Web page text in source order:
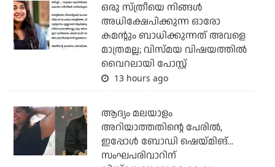
ഒരു സ്ത്രീയെ നിങ്ങള്‍
അധിക്ഷേപിക്കുന്ന ഓരോ
കമന്റും ബാധിക്കുന്നത് അവളെ
മാത്രമല്ല; വിസ്മയ വിഷയത്തില്‍
വൈറലായി പോസ്റ്റ്
13 hours ago
ആദ്യം മലയാളം
അറിയാത്തതിന്റെ പേരില്‍,
ഇപ്പോള്‍ ബോഡി ഷെയ്മിങ്...
സംഘപരിവാറിന്